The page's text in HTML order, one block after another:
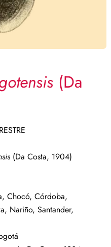
(Da
(Da Costa, 1904)
Chocó, Córdoba,
Nariño, Santander,